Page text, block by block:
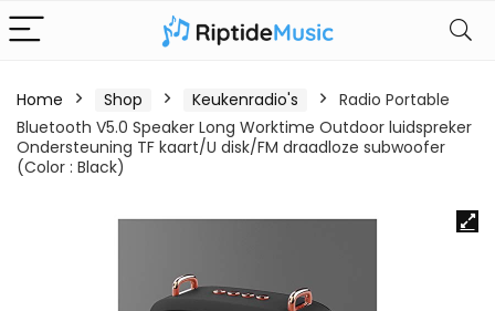
Home Shop Keukenradio's
Radio Portable
Bluetooth V5.0 Speaker Long Worktime Outdoor luidspreker
Ondersteuning TF kaart/U disk/FM draadloze subwoofer
(Color : Black)